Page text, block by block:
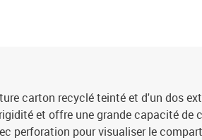
carton recyclé teinté et d'un dos
et offre une grande capacité de
perforation pour visualiser le